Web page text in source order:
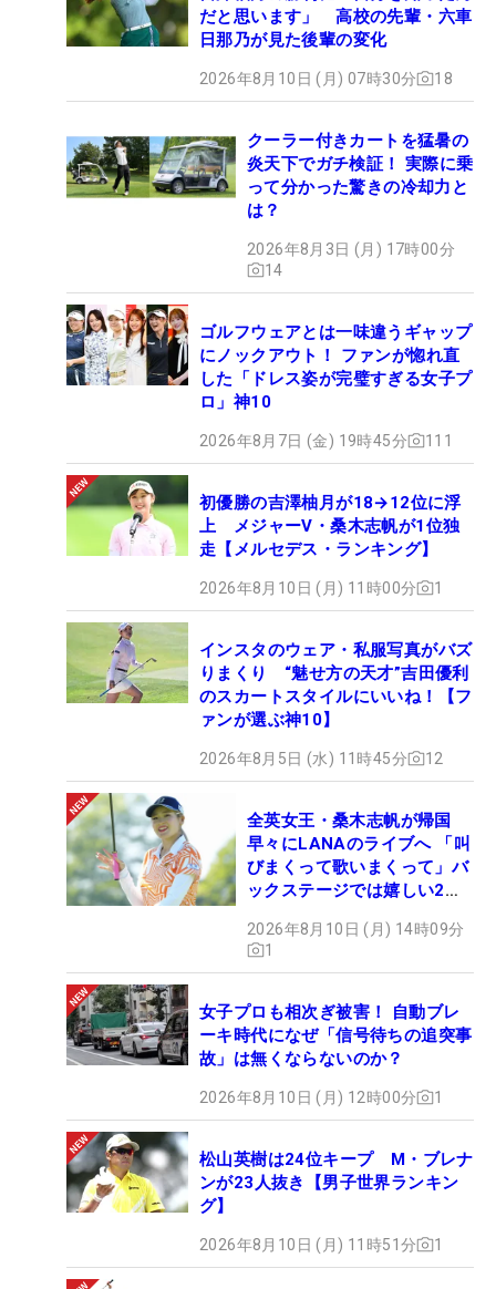
だと思います」 高校の先輩・六車
日那乃が見た後輩の変化
2026年8月10日 (月) 07時30分 18
クーラー付きカートを猛暑の
炎天下でガチ検証！ 実際に乗
って分かった驚きの冷却力と
は？
2026年8月3日 (月) 17時00分
14
ゴルフウェアとは一味違うギャップ
にノックアウト！ ファンが惚れ直
した「ドレス姿が完璧すぎる女子プ
ロ」神10
2026年8月7日 (金) 19時45分 111
初優勝の吉澤柚月が18→12位に浮
上 メジャーV・桑木志帆が1位独
走【メルセデス・ランキング】
2026年8月10日 (月) 11時00分 1
インスタのウェア・私服写真がバズ
りまくり “魅せ方の天才”吉田優利
のスカートスタイルにいいね！【フ
ァンが選ぶ神10】
2026年8月5日 (水) 11時45分 12
全英女王・桑木志帆が帰国
早々にLANAのライブへ 「叫
びまくって歌いまくって」バ
ックステージでは嬉しい2シ
2026年8月10日 (月) 14時09分
1
女子プロも相次ぎ被害！ 自動ブレ
ーキ時代になぜ「信号待ちの追突事
故」は無くならないのか？
2026年8月10日 (月) 12時00分 1
松山英樹は24位キープ M・ブレナ
ンが23人抜き【男子世界ランキン
グ】
2026年8月10日 (月) 11時51分 1